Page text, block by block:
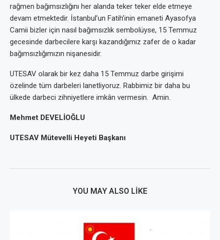
rağmen bağımsızlığını her alanda teker teker elde etmeye
devam etmektedir. İstanbul’un Fatih’inin emaneti Ayasofya
Camii bizler için nasıl bağımsızlık sembolüyse, 15 Temmuz
gecesinde darbecilere karşı kazandığımız zafer de o kadar
bağımsızlığımızın nişanesidir.
UTESAV olarak bir kez daha 15 Temmuz darbe girişimi
özelinde tüm darbeleri lanetliyoruz. Rabbimiz bir daha bu
ülkede darbeci zihniyetlere imkân vermesin. Amin.
Mehmet DEVELİOĞLU
UTESAV Mütevelli Heyeti Başkanı
YOU MAY ALSO LIKE